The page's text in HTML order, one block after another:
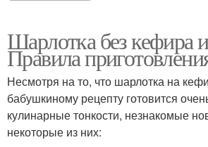
Шарлотка без кефира
Правила
Несмотря на то, что шарлотка на
бабушкиному рецепту готовится
кулинарные тонкости, незнакомые
некоторые из них: